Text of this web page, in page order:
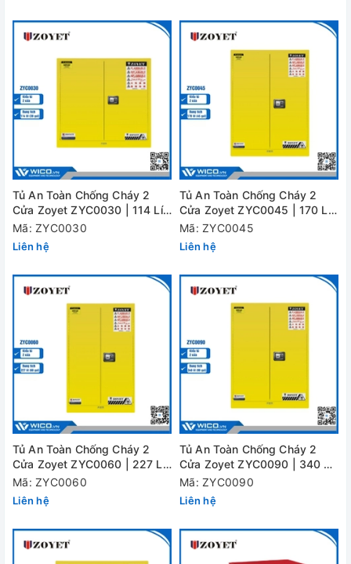
Tủ An Toàn Chống Cháy 2
Cửa Zoyet ZYC0030 | 114 Lít
(30 Gal)
Mã: ZYC0030
Liên hệ
Tủ An Toàn Chống Cháy 2
Cửa Zoyet ZYC0045 | 170 Lít
(45 Gal)
Mã: ZYC0045
Liên hệ
Tủ An Toàn Chống Cháy 2
Cửa Zoyet ZYC0060 | 227 Lít
(60 Gal)
Mã: ZYC0060
Liên hệ
Tủ An Toàn Chống Cháy 2
Cửa Zoyet ZYC0090 | 340 Lít
(90 Gal)
Mã: ZYC0090
Liên hệ